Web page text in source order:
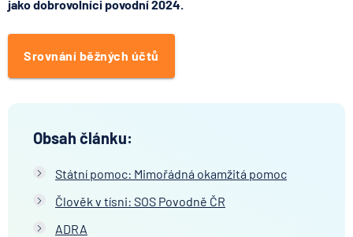
jako dobrovolníci povodní 2024.
Srovnání běžných účtů
Obsah článku:
Státní pomoc: Mimořádná okamžitá pomoc
Člověk v tísni: SOS Povodně ČR
ADRA